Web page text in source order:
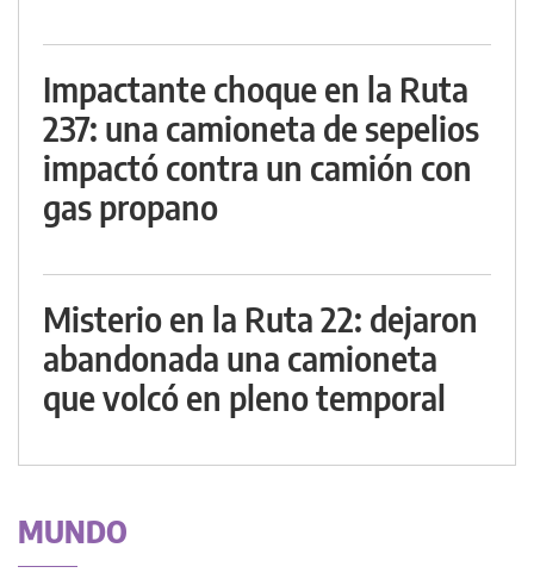
Impactante choque en la Ruta
237: una camioneta de sepelios
impactó contra un camión con
gas propano
Misterio en la Ruta 22: dejaron
abandonada una camioneta
que volcó en pleno temporal
MUNDO